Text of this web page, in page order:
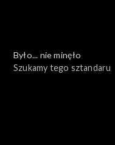
Było... nie minęło
Szukamy tego sztandaru